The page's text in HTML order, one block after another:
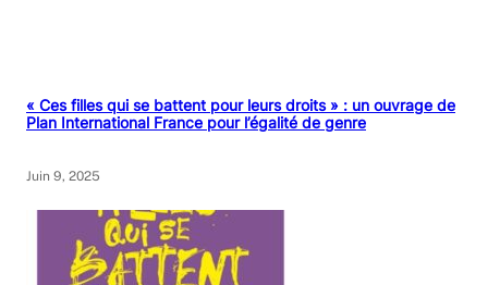
« Ces filles qui se battent pour leurs droits » : un ouvrage de
Plan International France pour l’égalité de genre
Juin 9, 2025